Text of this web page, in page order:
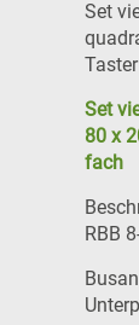
Set
Set
80 x
fach
RBB